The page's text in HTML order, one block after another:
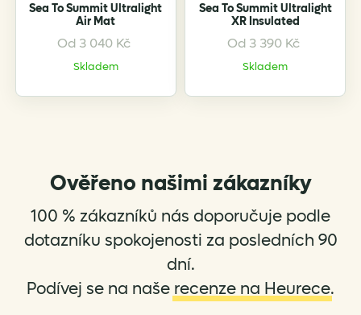
product
page
product
page
Sea To Summit Ultralight
Air Mat
Od 3 040 Kč
Skladem
This
product
multiple
may
chosen
on
page
Sea To Summit Ultralight
XR Insulated
Od 3 390 Kč
Skladem
This
product
multiple
may
chosen
on
page
Ověřeno našimi zákazníky
100 % zákazníků nás doporučuje podle
dotazníku spokojenosti za posledních 90
dní.
Podívej se na naše recenze na Heurece.